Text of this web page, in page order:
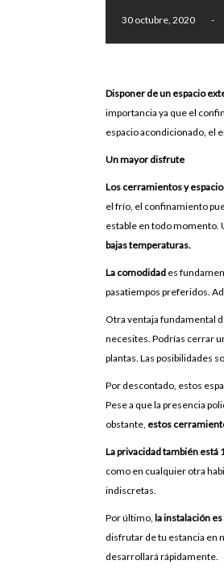
30 octubre, 2020 -
Disponer de un espacio
importancia ya que el
espacio acondicionado, el
Un mayor disfrute
Los cerramientos y
el frío, el confinamiento
estable en todo momento.
bajas temperaturas.
La comodidades
pasatiempos preferidos.
Otra ventaja fundamental
necesites. Podrías cerrar
plantas. Las posibilidades
Por descontado, estos
Pese a que la presencia
obstante, estos
La privacidad también está
como en cualquier otra
indiscretas.
Por último, la instalación
disfrutar de tu estancia en
desarrollará rápidamente.